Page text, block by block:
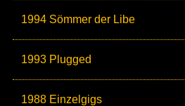
1994 Sömmer der Libe
1993 Plugged
1988 Einzelgigs